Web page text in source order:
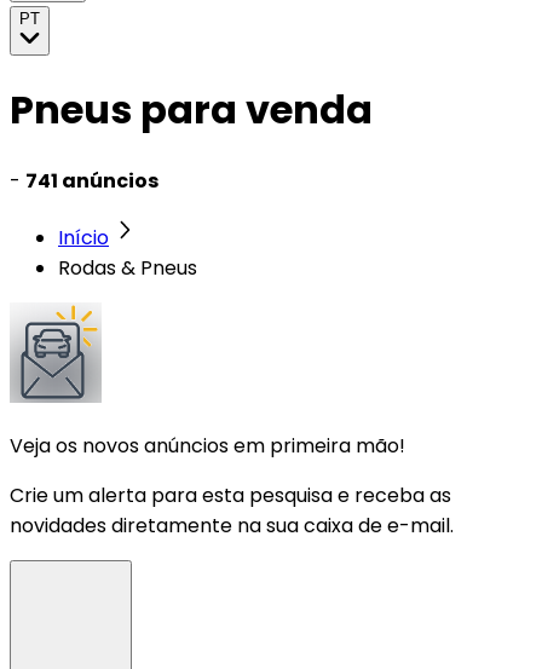
PT
Pneus para venda
- 741 anúncios
Início
Rodas & Pneus
Veja os novos anúncios em primeira mão!
Crie um alerta para esta pesquisa e receba as
novidades diretamente na sua caixa de e-mail.